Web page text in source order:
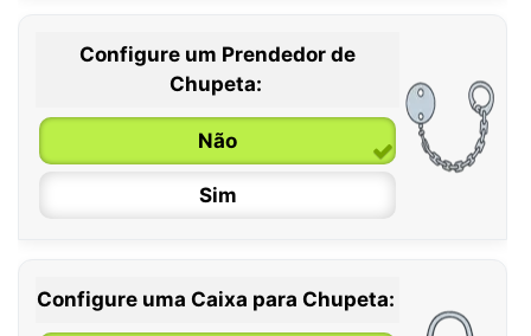
0 / 6 meses
6 / 36 meses
Configure um Prendedor de
Chupeta:
Não
Sim
Configure uma Caixa para Chupeta: